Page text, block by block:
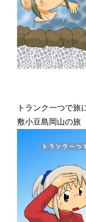
トランク一つで旅
敷小豆島岡山の旅